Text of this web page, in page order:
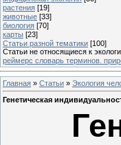
растения [19]
животные [33]
биология [70]
карты [23]
Статьи разной тематики [100]
Статьи не относящиеся к
реймерс словарь терминов.
Главная » Статьи » Экология
Генетическая